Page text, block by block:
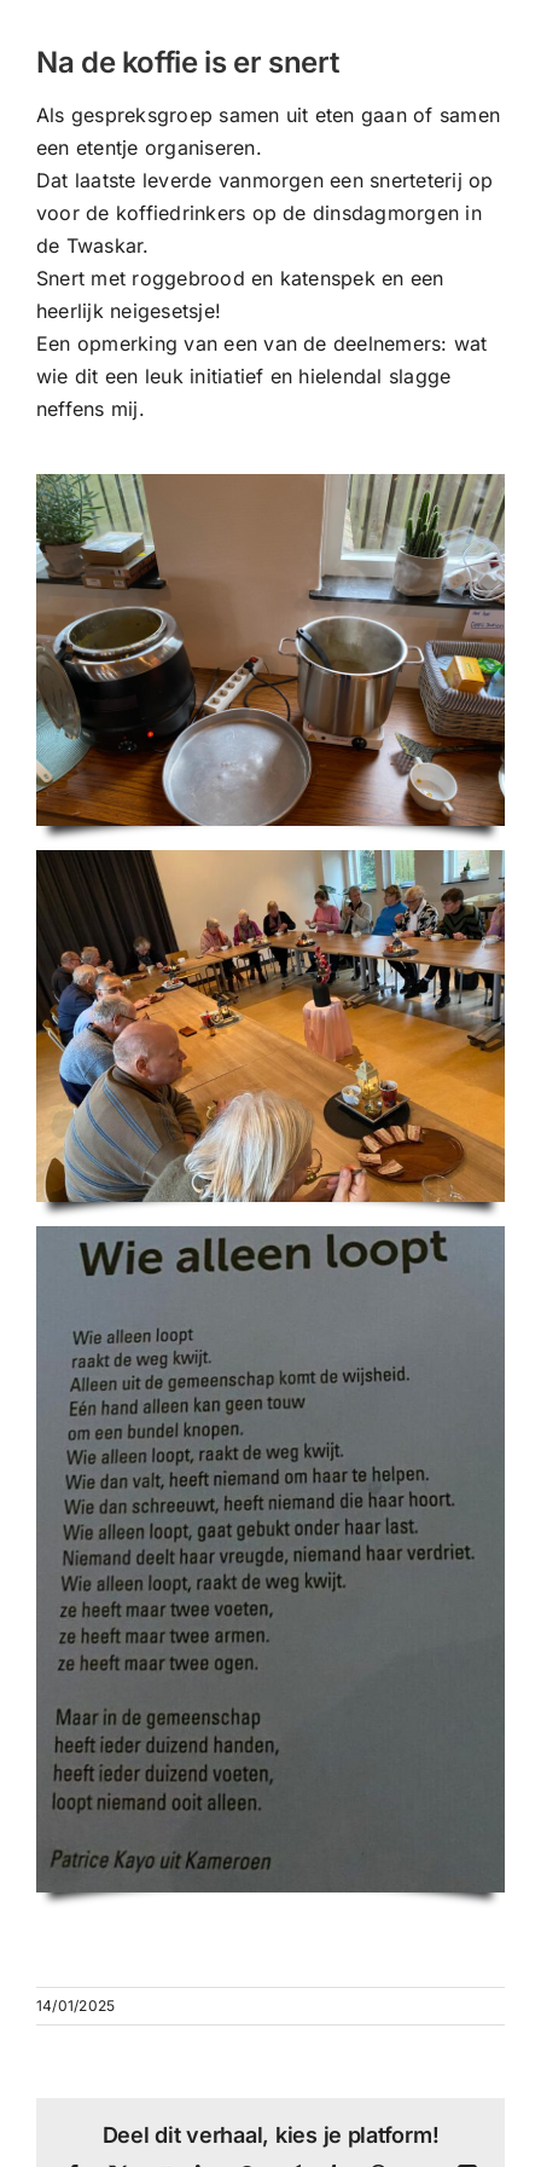
Zoeken
Na de koffie is er snert
Als gespreksgroep samen uit eten gaan of samen
een etentje organiseren.
Dat laatste leverde vanmorgen een snerteterij op
voor de koffiedrinkers op de dinsdagmorgen in
de Twaskar.
Snert met roggebrood en katenspek en een
heerlijk neigesetsje!
Een opmerking van een van de deelnemers: wat
wie dit een leuk initiatief en hielendal slagge
neffens mij.
14/01/2025
Deel dit verhaal, kies je platform!